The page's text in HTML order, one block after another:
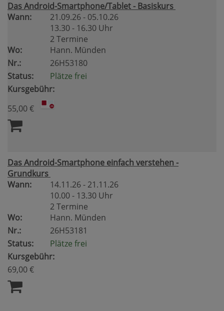
Das Android-Smartphone/Tablet - Basiskurs
Wann:
21.09.26 - 05.10.26
13.30 - 16.30 Uhr
2 Termine
Wo:
Hann. Münden
Nr.:
26H53180
Status:
Plätze frei
Kursgebühr:
55,00 €
Das Android-Smartphone einfach verstehen -
Grundkurs
Wann:
14.11.26 - 21.11.26
10.00 - 13.30 Uhr
2 Termine
Wo:
Hann. Münden
Nr.:
26H53181
Status:
Plätze frei
Kursgebühr:
69,00 €